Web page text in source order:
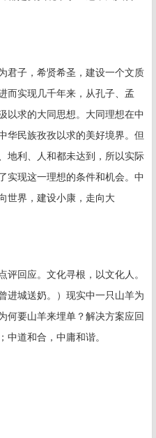
君子，希贤希圣，建设一个文质
而实现几千年来，从孔子、孟
以求的大同思想。大同理想在中
华民族孜孜以求的美好境界。但
地利、人和都未达到，所以实际
实现这一理想的条件和机会。中
世界，建设小康，走向大
评回应。文化寻根，以文化人。
进城送奶。）现实中一只山羊为
何要山羊来埋单？解决方案应回
中道和合，中庸和谐。